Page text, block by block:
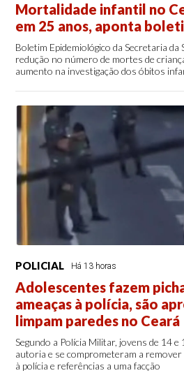
Mortalidade infantil no
em 25 anos, aponta
Boletim Epidemiológico da Secretaria da
redução no número de mortes de
aumento na investigação dos óbitos
POLICIAL Há 13 horas
Adolescentes fazem
ameaças à polícia, são
limpam paredes no Ceará
Segundo a Polícia Militar, jovens de 14
autoria e se comprometeram a remover
à polícia e referências a uma facção